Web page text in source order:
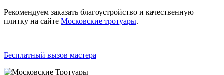
Рекомендуем заказать благоустройство и качественную
плитку на сайте Московские тротуары.
Бесплатный вызов мастера